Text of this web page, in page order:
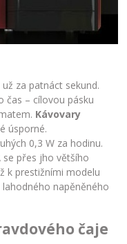
za patnáct sekund.
čas – cílovou pásku
Kávovary
úsporné.
0,3 W za hodinu.
se přes jho většího
k prestižními modelu
napěněného
čaje